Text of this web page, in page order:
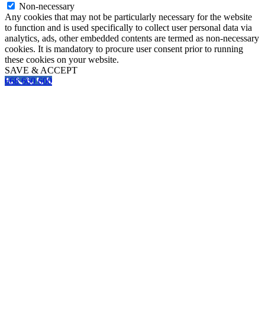
Non-necessary
Any cookies that may not be particularly necessary for the website
to function and is used specifically to collect user personal data via
analytics, ads, other embedded contents are termed as non-necessary
cookies. It is mandatory to procure user consent prior to running
these cookies on your website.
SAVE & ACCEPT
668 660 600